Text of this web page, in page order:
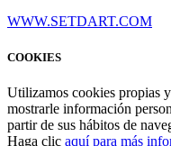
WWW.SETDART.COM
COOKIES
Utilizamos cookies propias
mostrarle información
partir de sus hábitos de
Haga clic aquí para más